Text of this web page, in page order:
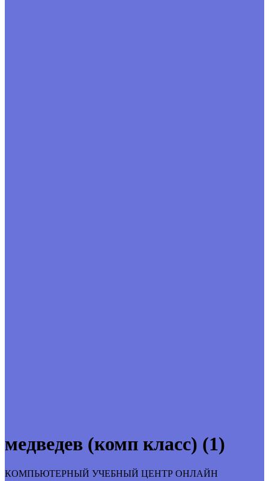
медведев (комп класс) (1)
КОМПЬЮТЕРНЫЙ УЧЕБНЫЙ ЦЕНТР ОНЛАЙН